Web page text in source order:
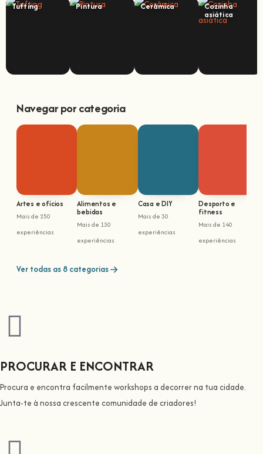
Tufting Pintura Cerâmica Cozinha
asiática
Navegar por categoria
Artes e ofícios
Mais de 250
experiências
Alimentos e
bebidas
Mais de 130
experiências
Casa e DIY
Mais de 30
experiências
Desporto e
fitness
Mais de 140
experiências
Ver todas as 8 categorias
PROCURAR E ENCONTRAR
Procura e encontra facilmente workshops a decorrer na tua cidade.
Junta-te à nossa crescente comunidade de criadores!